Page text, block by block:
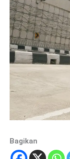
Bagikan